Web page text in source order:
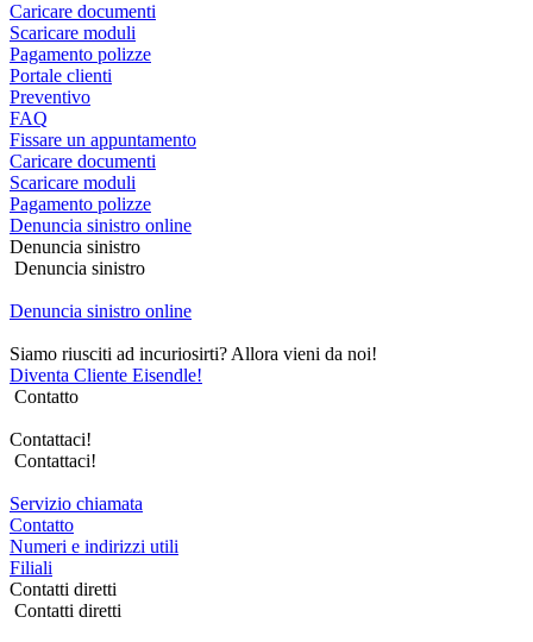
Caricare documenti
Scaricare moduli
Pagamento polizze
Portale clienti
Preventivo
FAQ
Fissare un appuntamento
Caricare documenti
Scaricare moduli
Pagamento polizze
Denuncia sinistro online
Denuncia sinistro
Denuncia sinistro
Denuncia sinistro online
Siamo riusciti ad incuriosirti? Allora vieni da noi!
Diventa Cliente Eisendle!
Contatto
Contattaci!
Contattaci!
Servizio chiamata
Contatto
Numeri e indirizzi utili
Filiali
Contatti diretti
Contatti diretti